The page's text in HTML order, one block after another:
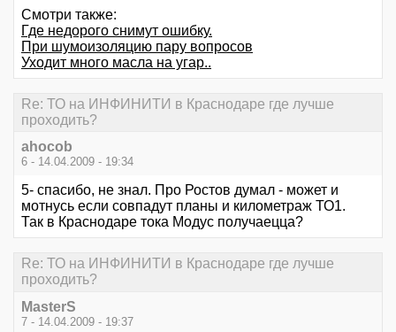
Смотри также:
Где недорого снимут ошибку.
При шумоизоляцию пару вопросов
Уходит много масла на угар..
Re: ТО на ИНФИНИТИ в Краснодаре где лучше
проходить?
ahocob
6 - 14.04.2009 - 19:34
5- спасибо, не знал. Про Ростов думал - может и
мотнусь если совпадут планы и километраж ТО1.
Так в Краснодаре тока Модус получаецца?
Re: ТО на ИНФИНИТИ в Краснодаре где лучше
проходить?
MasterS
7 - 14.04.2009 - 19:37